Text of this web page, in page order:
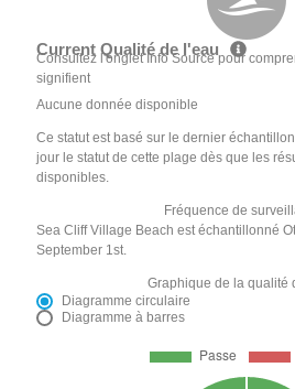
Current Qualité de l'eau
Consultez l'onglet Info Source pour
signifient
Aucune donnée disponible
Ce statut est basé sur le dernier
jour le statut de cette plage dès que les
disponibles.
Fréquence de
Sea Cliff Village Beach est échantillonné
September 1st.
Graphique de la qualité
Diagramme circulaire
Diagramme à barres